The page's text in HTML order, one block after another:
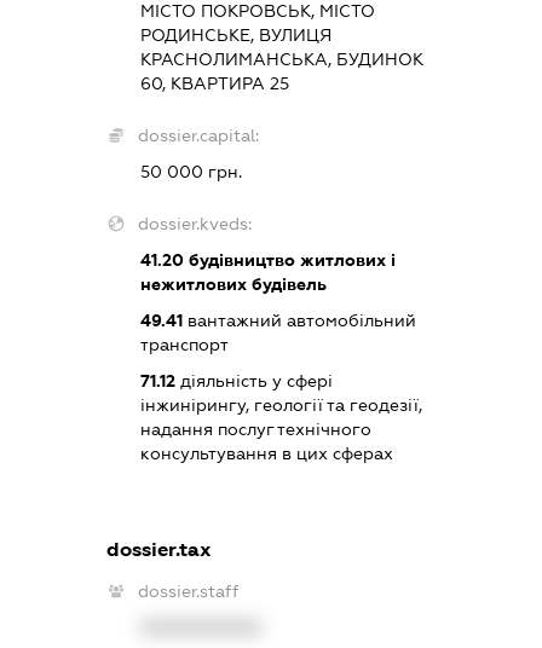
МІСТО ПОКРОВСЬК, МІСТО
РОДИНСЬКЕ, ВУЛИЦЯ
КРАСНОЛИМАНСЬКА, БУДИНОК
60, КВАРТИРА 25
dossier.capital:
50 000 грн.
dossier.kveds:
41.20 будівництво житлових і
нежитлових будівель
49.41 вантажний автомобільний
транспорт
71.12 діяльність у сфері
інжинірингу, геології та геодезії,
надання послуг технічного
консультування в цих сферах
dossier.tax
dossier.staff